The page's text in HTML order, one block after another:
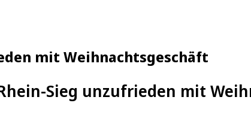
mit Weihnachtsgeschäft
Sieg unzufrieden mit